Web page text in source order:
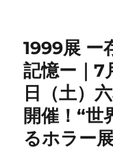
1999展 ー
記憶ー｜7
日（土）
開催！“世
るホラー